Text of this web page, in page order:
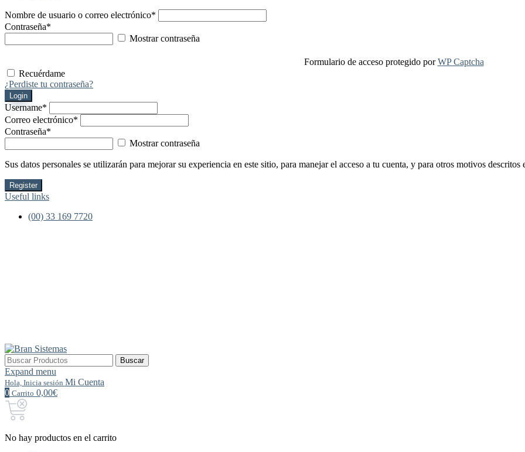
Nombre de usuario o correo electrónico*
Contraseña*
Mostrar contraseña
Formulario de acceso protegido porWP Captcha
Recuérdame
¿Perdiste tu contraseña?
Login
Username*
Correo electrónico*
Contraseña*
Mostrar contraseña
Sus datos personales se utilizarán para mejorar su experiencia en este sitio, para manejar el acceso a tu cuenta, y para otros motivos descritos
Register
Useful links
(00) 33 169 7720
Buscar
por:
Buscar
Expand menu
Hola, Inicia sesión Mi Cuenta
0 Carrito 0,00€
No hay productos en el carrito